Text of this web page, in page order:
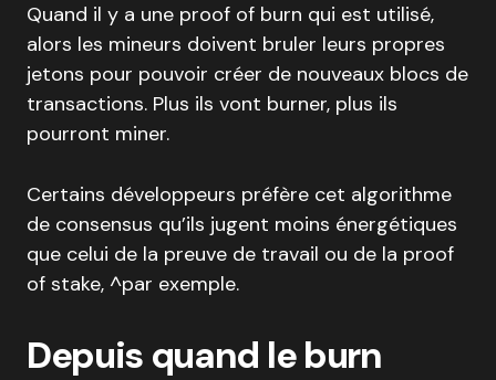
Quand il y a une proof of burn qui est utilisé,
alors les mineurs doivent bruler leurs propres
jetons pour pouvoir créer de nouveaux blocs de
transactions. Plus ils vont burner, plus ils
pourront miner.
Certains développeurs préfère cet algorithme
de consensus qu’ils jugent moins énergétiques
que celui de la preuve de travail ou de la proof
of stake, ^par exemple.
Depuis quand le burn